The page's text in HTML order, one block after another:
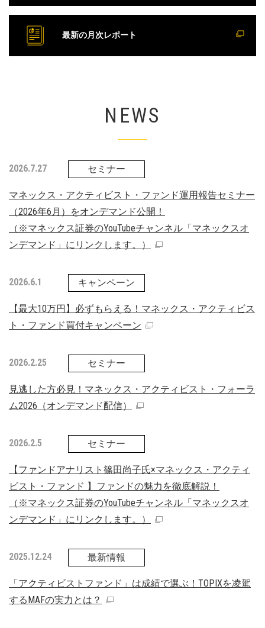
議決権行使方針最新の月次レポート
NEWS
2026.7.27 セミナー
マネックス・アクティビスト・ファンド運用報告セミナー
（2026年6月）をオンデマンド公開！
（※マネックス証券のYouTubeチャンネル「マネックスオ
ンデマンド」にリンクします。）
2026.6.1 キャンペーン
【最大10万円】必ずもらえる！マネックス・アクティビス
ト・ファンド買付キャンペーン
2026.2.25 セミナー
見逃した方必見！マネックス・アクティビスト・フォーラ
ム2026（オンデマンド配信）
2026.2.5 セミナー
【ファンドアナリスト篠田尚子氏×マネックス・アクティ
ビスト・ファンド 】ファンドの魅力を徹底解説！
（※マネックス証券のYouTubeチャンネル「マネックスオ
ンデマンド」にリンクします。）
2025.12.24 最新情報
「アクティビストファンド」は成績で選ぶ！TOPIXを凌駕
するMAFの実力とは？